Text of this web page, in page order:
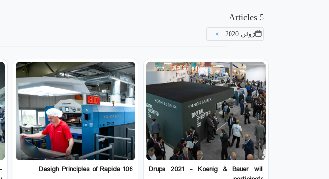
5 Articles
ژوئن 2020 ×
Drupa 2021 - Koenig & Bauer will
Desigh Principles of Rapida 106